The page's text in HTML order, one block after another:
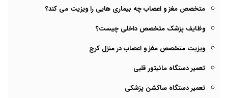
متخصص مغز و اعصاب چه بیماری هایی را ویزیت می کند؟
وظایف پزشک متخصص داخلی چیست؟
ویزیت متخصص مغز و اعصاب در منزل کرج
تعمیر دستگاه مانیتور قلبی
تعمیر دستگاه ساکشن پزشکی